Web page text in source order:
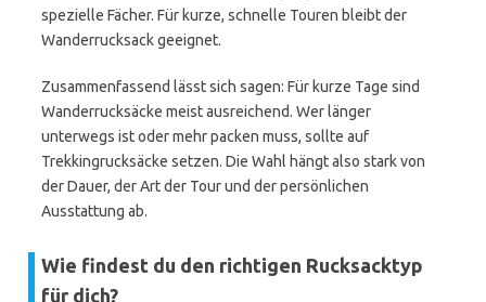
spezielle Fächer. Für kurze, schnelle Touren bleibt der
Wanderrucksack geeignet.
Zusammenfassend lässt sich sagen: Für kurze Tage sind
Wanderrucksäcke meist ausreichend. Wer länger
unterwegs ist oder mehr packen muss, sollte auf
Trekkingrucksäcke setzen. Die Wahl hängt also stark von
der Dauer, der Art der Tour und der persönlichen
Ausstattung ab.
Wie findest du den richtigen Rucksacktyp
für dich?